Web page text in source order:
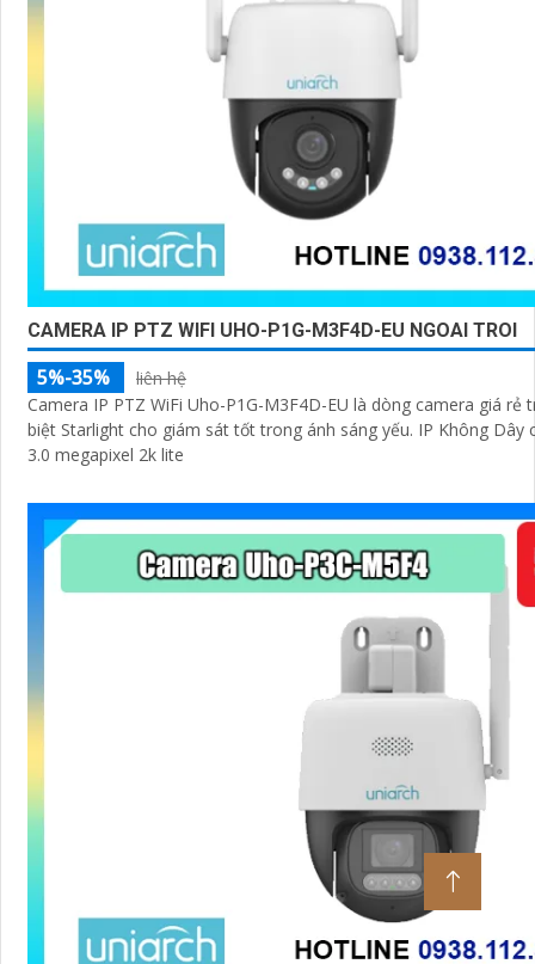
CAMERA IP PTZ WIFI UHO-P1G-M3F4D-EU NGOAI TROI
5%-35%
liên hệ
Camera IP PTZ WiFi Uho-P1G-M3F4D-EU là dòng camera giá rẻ
biệt Starlight cho giám sát tốt trong ánh sáng yếu. IP Không Dây
3.0 megapixel 2k lite